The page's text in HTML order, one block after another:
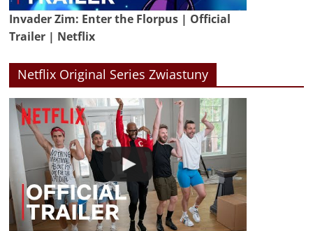
Invader Zim: Enter the Florpus | Official
Trailer | Netflix
Netflix Original Series Zwiastuny